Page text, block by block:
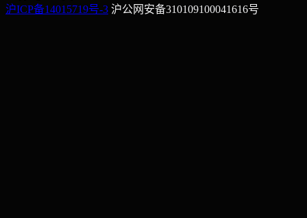
沪ICP备14015719号-3 沪公网安备310109100041616号